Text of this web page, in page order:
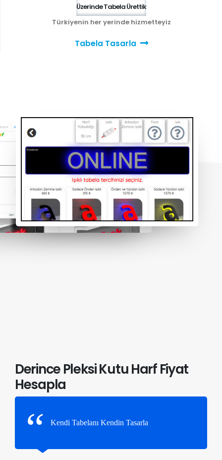
Üzerinde Tabela Ürettik
Türkiyenin her yerinde hizmetteyiz
Tabela Tasarla
Derince Pleksi Kutu Harf Fiyat
Hesapla
Kendi Tabelanı Kendin Tasarla